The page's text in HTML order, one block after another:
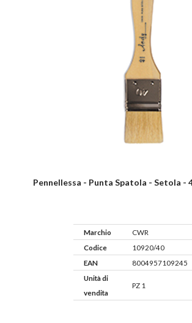
Pennellessa - Punta Spatola - Setola -
Marchio
CWR
Codice
10920/40
EAN
8004957109245
Unità di
vendita
PZ 1